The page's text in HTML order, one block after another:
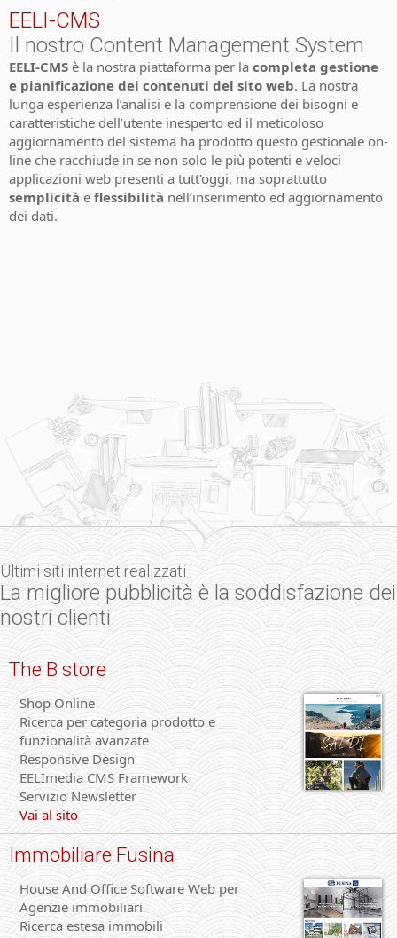
EELI-CMS
Il nostro Content Management System
EELI-CMS è la nostra piattaforma per la completa gestione
e pianificazione dei contenuti del sito web. La nostra
lunga esperienza l’analisi e la comprensione dei bisogni e
caratteristiche dell’utente inesperto ed il meticoloso
aggiornamento del sistema ha prodotto questo gestionale on-
line che racchiude in se non solo le più potenti e veloci
applicazioni web presenti a tutt’oggi, ma soprattutto
semplicità e flessibilità nell’inserimento ed aggiornamento
dei dati.
Ultimi siti internet realizzati
La migliore pubblicità è la soddisfazione dei
nostri clienti.
The B store
Shop Online
Ricerca per categoria prodotto e
funzionalità avanzate
Responsive Design
EELImedia CMS Framework
Servizio Newsletter
Vai al sito
Immobiliare Fusina
House And Office Software Web per
Agenzie immobiliari
Ricerca estesa immobili